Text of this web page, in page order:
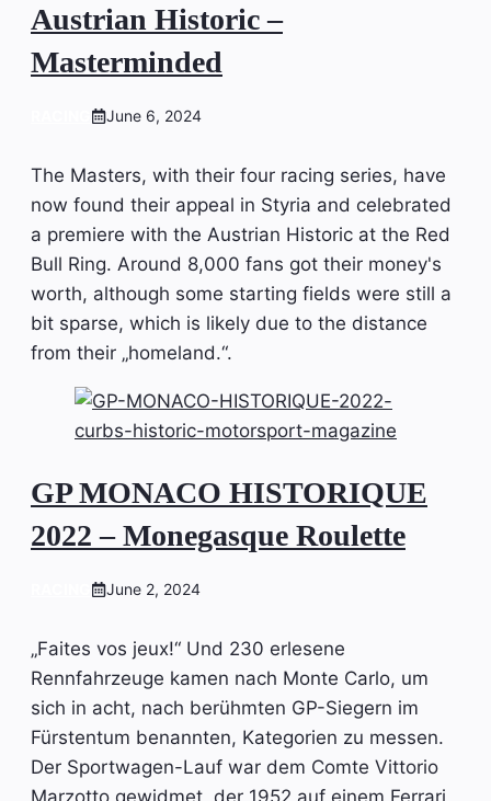
Austrian Historic –
Masterminded
June 6, 2024
The Masters, with their four racing series, have
now found their appeal in Styria and celebrated
a premiere with the Austrian Historic at the Red
Bull Ring. Around 8,000 fans got their money's
worth, although some starting fields were still a
bit sparse, which is likely due to the distance
from their „homeland.“.
GP MONACO HISTORIQUE
2022 – Monegasque Roulette
June 2, 2024
„Faites vos jeux!“ Und 230 erlesene
Rennfahrzeuge kamen nach Monte Carlo, um
sich in acht, nach berühmten GP-Siegern im
Fürstentum benannten, Kategorien zu messen.
Der Sportwagen-Lauf war dem Comte Vittorio
Marzotto gewidmet, der 1952 auf einem Ferrari